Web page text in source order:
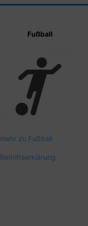
Fußball
mehr zu Fußball
Beitrittserklärung